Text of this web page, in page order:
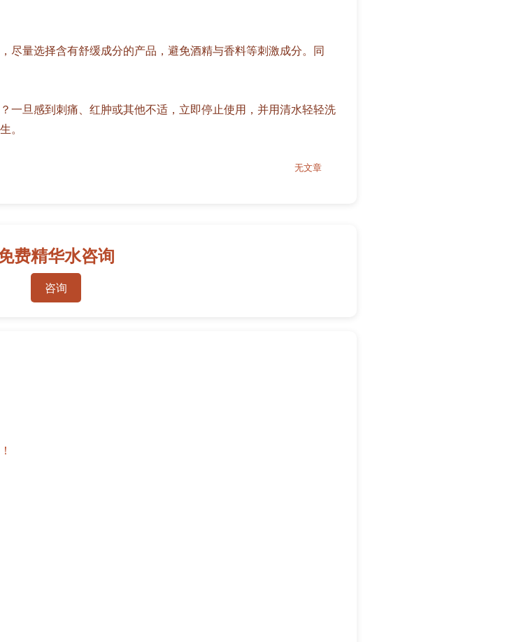
尽量选择含有舒缓成分的产品，避免酒精与香料等刺激成分。同
一旦感到刺痛、红肿或其他不适，立即停止使用，并用清水轻轻洗
。
无文章
费精华水咨询
咨询